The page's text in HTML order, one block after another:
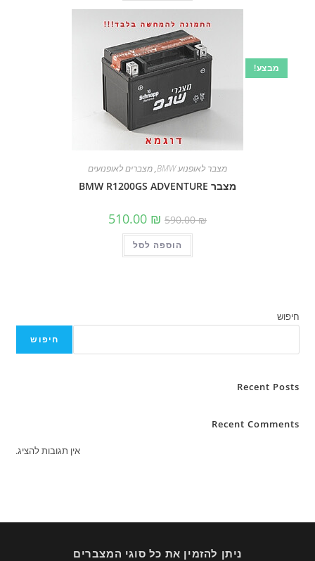
מבצע!
מצבר לאופנוע BMW ,מצברים לאופנועים
מצבר BMW R1200GS ADVENTURE
590.00₪ המחיר
המקורי
היה:
590.00 ₪.
510.00 ₪
הוספה לסל
חיפוש
חיפוש
Recent Posts
Recent Comments
אין תגובות להציג.
ניתן להזמין את כל סוגי המצברים